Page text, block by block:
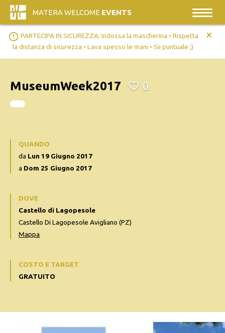
MATERA WELCOME EVENTS
error_outline PARTECIPA IN SICUREZZA: Indossa la mascherina • Rispetta
la distanza di sicurezza • Lava spesso le mani • Sii puntuale ;)
+
MuseumWeek2017 0
QUANDO
da Lun 19 Giugno 2017
a Dom 25 Giugno 2017
DOVE
Castello di Lagopesole
Castello Di Lagopesole Avigliano (PZ)
Mappa
COSTO E TARGET
GRATUITO